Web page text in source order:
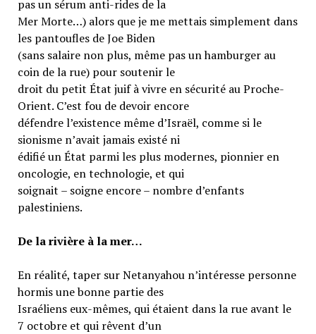
pas un sérum anti-rides de la
Mer Morte…) alors que je me mettais simplement dans
les pantoufles de Joe Biden
(sans salaire non plus, même pas un hamburger au
coin de la rue) pour soutenir le
droit du petit État juif à vivre en sécurité au Proche-
Orient. C’est fou de devoir encore
défendre l’existence même d’Israël, comme si le
sionisme n’avait jamais existé ni
édifié un État parmi les plus modernes, pionnier en
oncologie, en technologie, et qui
soignait – soigne encore – nombre d’enfants
palestiniens.
De la rivière à la mer…
En réalité, taper sur Netanyahou n’intéresse personne
hormis une bonne partie des
Israéliens eux-mêmes, qui étaient dans la rue avant le
7 octobre et qui rêvent d’un